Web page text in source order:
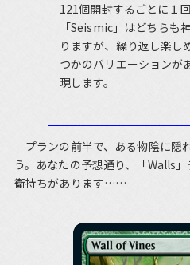
121個開封するごとに１
「Seismic」はどちらも
りますが、繰り返し楽し
つかのバリエーションが
現します。
プランの前半で、ある物陰に隠
う。あなたの予想通り、「Walls
衛持ちがあります……